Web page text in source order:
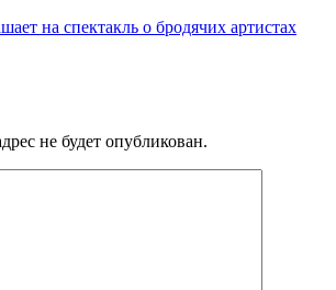
на спектакль о бродячих артистах
не будет опубликован.